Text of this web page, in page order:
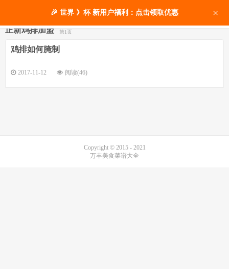
正新鸡排加盟 第1页
鸡排如何腌制
2017-11-12 阅读(46)
Copyright © 2015 - 2021
万丰美食菜谱大全
🎉 世界 》杯 新用户福利：点击领取优惠 ×